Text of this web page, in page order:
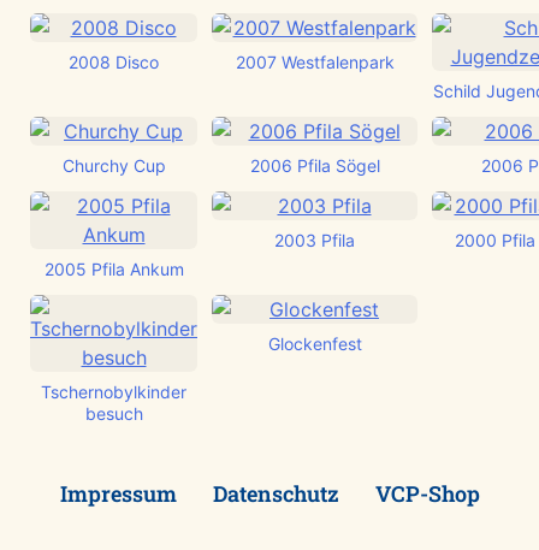
2008 Disco
2007 Westfalenpark
Schild
Churchy Cup 2006 Pfila Sögel 2006
2005 Pfila Ankum
2003 Pfila 2000 Pfila
Tschernobylkinder
besuch
Glockenfest
Impressum Datenschutz VCP-Shop